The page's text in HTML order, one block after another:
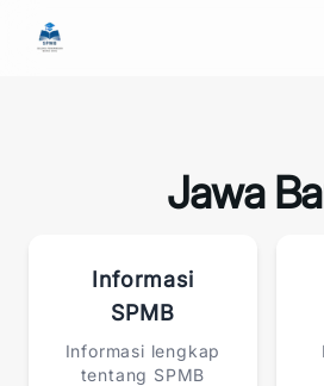
Jawa
Informasi
SPMB
Informasi lengkap
tentang SPMB